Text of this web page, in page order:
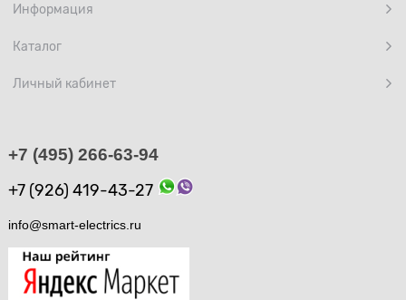
Информация
Каталог
Личный кабинет
+7 (495) 266-63-94
+7 (926) 419-43-27
info@smart-electrics.ru